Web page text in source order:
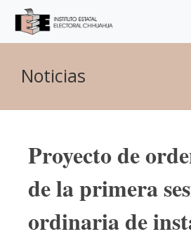
Noticias
Proyecto de
de la primera
ordinaria de